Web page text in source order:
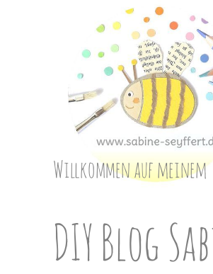
Willkommen auf meinem
DIY Blog